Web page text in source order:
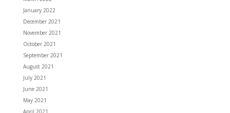
January 2022
December 2021
November 2021
October 2021
September 2021
August 2021
July 2021
June 2021
May 2021
April 2021